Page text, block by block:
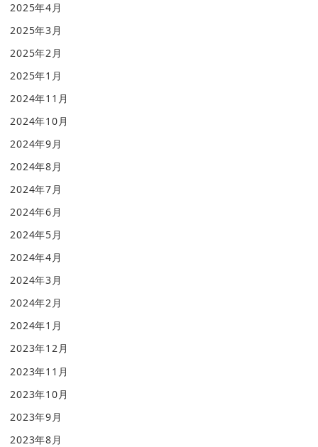
2025年4月
2025年3月
2025年2月
2025年1月
2024年11月
2024年10月
2024年9月
2024年8月
2024年7月
2024年6月
2024年5月
2024年4月
2024年3月
2024年2月
2024年1月
2023年12月
2023年11月
2023年10月
2023年9月
2023年8月